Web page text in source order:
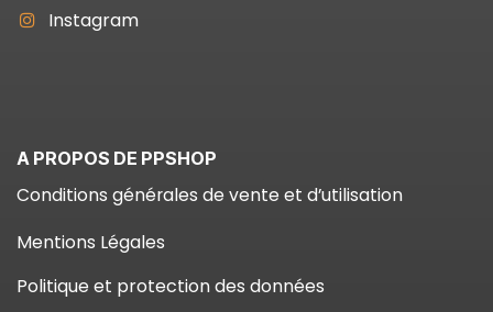
Instagram
A PROPOS DE PPSHOP
Conditions générales de vente et d’utilisation
Mentions Légales
Politique et protection des données